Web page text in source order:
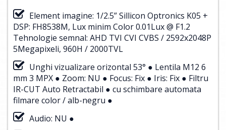
Element imagine: 1/2.5” Sillicon Optronics K05 +
DSP: FH8538M, Lux minim Color 0.01Lux @ F1.2
Tehnologie semnal: AHD TVI CVI CVBS / 2592x2048P
5Megapixeli, 960H / 2000TVL
Unghi vizualizare orizontal 53° ● Lentila M12 6
mm 3 MPX ● Zoom: NU ● Focus: Fix ● Iris: Fix ● Filtru
IR-CUT Auto Retractabil ● cu schimbare automata
filmare color / alb-negru ●
Audio: NU ●